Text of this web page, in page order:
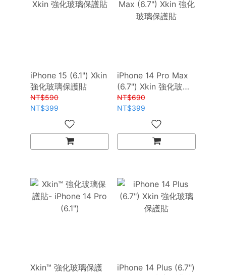
iPhone 15 (6.1") Xkin
強化玻璃保護貼
NT$590
NT$399
iPhone 14 Pro Max
(6.7") Xkin 強化玻璃
保護貼
NT$690
NT$399
Xkin™ 強化玻璃保護
iPhone 14 Plus (6.7")